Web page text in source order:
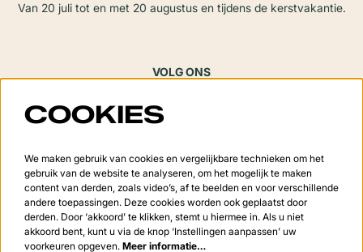
Van 20 juli tot en met 20 augustus en tijdens de kerstvakantie.
VOLG ONS
Meld je aan voor de nieuwsbrief
Aanmelden
COOKIES
We maken gebruik van cookies en vergelijkbare technieken om het
gebruik van de website te analyseren, om het mogelijk te maken
content van derden, zoals video’s, af te beelden en voor verschillende
andere toepassingen. Deze cookies worden ook geplaatst door
derden. Door ‘akkoord’ te klikken, stemt u hiermee in. Als u niet
akkoord bent, kunt u via de knop ‘Instellingen aanpassen’ uw
voorkeuren opgeven. Meer informatie…